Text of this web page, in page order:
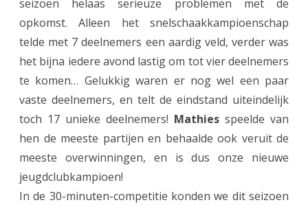
t
j
e
seizoen helaas serieuze problemen met de
opkomst. Alleen het snelschaakkampioenschap
telde met 7 deelnemers een aardig veld, verder was
het bijna iedere avond lastig om tot vier deelnemers
te komen… Gelukkig waren er nog wel een paar
vaste deelnemers, en telt de eindstand uiteindelijk
toch 17 unieke deelnemers! Mathies speelde van
hen de meeste partijen en behaalde ook veruit de
meeste overwinningen, en is dus onze nieuwe
jeugdclubkampioen!
In de 30-minuten-competitie konden we dit seizoen